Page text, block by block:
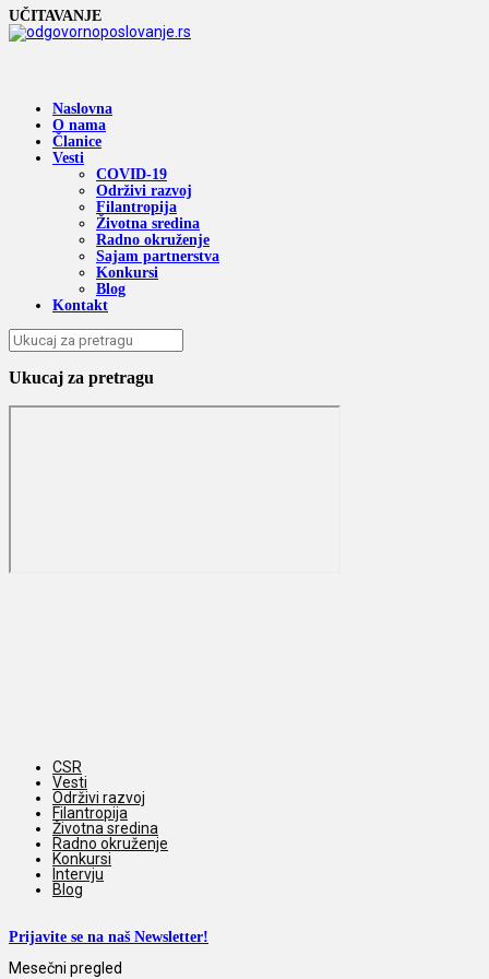
UČITAVANJE
Naslovna
O nama
Članice
Vesti
COVID-19
Održivi razvoj
Filantropija
Životna sredina
Radno okruženje
Sajam partnerstva
Konkursi
Blog
Kontakt
Ukucaj za pretragu
CSR
Vesti
Održivi razvoj
Filantropija
Životna sredina
Radno okruženje
Konkursi
Intervju
Blog
Prijavite se na naš Newsletter!
Mesečni pregled